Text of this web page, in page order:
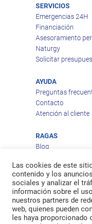
SERVICIOS
Emergencias 24H
Financiación
Asesoramiento
Naturgy
Solicitar
AYUDA
Preguntas
Contacto
Atención al cliente
RAGAS
Blog
Política de
Política de cookies
Política de envío
Política de
Las cookies de este
contenido y los
sociales y analizar el
información sobre el
nuestros partners de
web, quienes pueden
les haya proporcionado